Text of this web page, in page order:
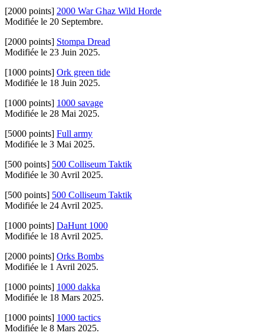
[2000 points] 2000 War Ghaz Wild Horde
Modifiée le 20 Septembre.
[2000 points] Stompa Dread
Modifiée le 23 Juin 2025.
[1000 points] Ork green tide
Modifiée le 18 Juin 2025.
[1000 points] 1000 savage
Modifiée le 28 Mai 2025.
[5000 points] Full army
Modifiée le 3 Mai 2025.
[500 points] 500 Colliseum Taktik
Modifiée le 30 Avril 2025.
[500 points] 500 Colliseum Taktik
Modifiée le 24 Avril 2025.
[1000 points] DaHunt 1000
Modifiée le 18 Avril 2025.
[2000 points] Orks Bombs
Modifiée le 1 Avril 2025.
[1000 points] 1000 dakka
Modifiée le 18 Mars 2025.
[1000 points] 1000 tactics
Modifiée le 8 Mars 2025.